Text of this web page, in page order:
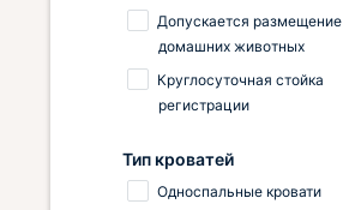
Допускается размещение
домашних животных
Круглосуточная стойка
регистрации
Тип кроватей
Односпальные кровати